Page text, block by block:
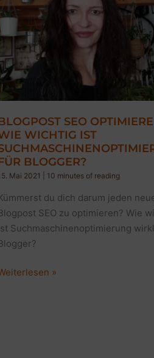
SEO
WICHTIG IST
BLOGGER?
Mai 2021 10 minutes of reading
du dich darum jeden
SEO zu optimieren? Wie
Suchmaschinenoptimierung
»